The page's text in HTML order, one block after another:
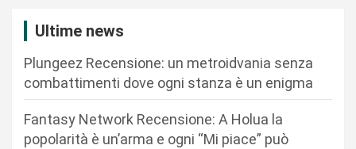
Ultime news
Plungeez Recensione: un metroidvania senza
combattimenti dove ogni stanza è un enigma
Fantasy Network Recensione: A Holua la
popolarità è un’arma e ogni “Mi piace” può